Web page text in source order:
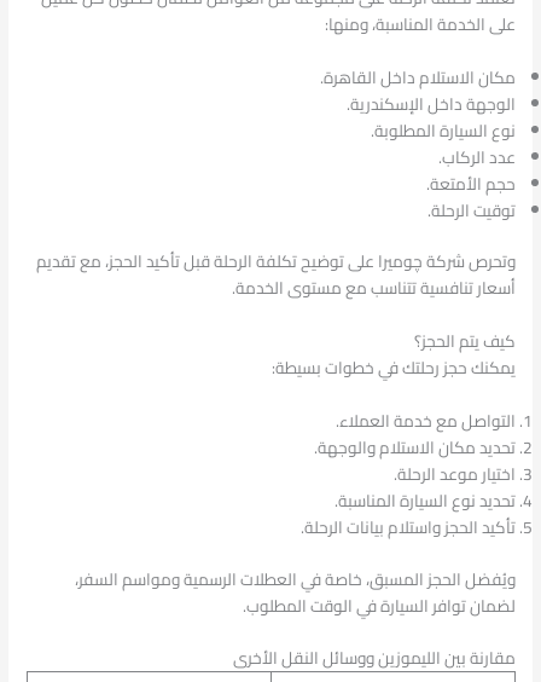
على الخدمة المناسبة، ومنها:
مكان الاستلام داخل القاهرة.
الوجهة داخل الإسكندرية.
نوع السيارة المطلوبة.
عدد الركاب.
حجم الأمتعة.
توقيت الرحلة.
وتحرص شركة چوميرا على توضيح تكلفة الرحلة قبل تأكيد الحجز، مع تقديم
أسعار تنافسية تتناسب مع مستوى الخدمة.
كيف يتم الحجز؟
يمكنك حجز رحلتك في خطوات بسيطة:
التواصل مع خدمة العملاء.
تحديد مكان الاستلام والوجهة.
اختيار موعد الرحلة.
تحديد نوع السيارة المناسبة.
تأكيد الحجز واستلام بيانات الرحلة.
ويُفضل الحجز المسبق، خاصة في العطلات الرسمية ومواسم السفر،
لضمان توافر السيارة في الوقت المطلوب.
مقارنة بين الليموزين ووسائل النقل الأخرى